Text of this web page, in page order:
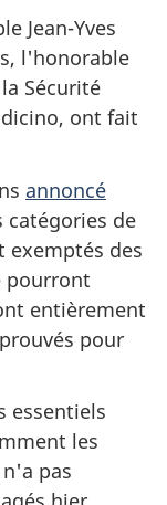
Jean-Yves
l'honorable
Sécurité
ont fait
annoncé
catégories de
exemptés des
pourront
entièrement
pour
essentiels
les
pas